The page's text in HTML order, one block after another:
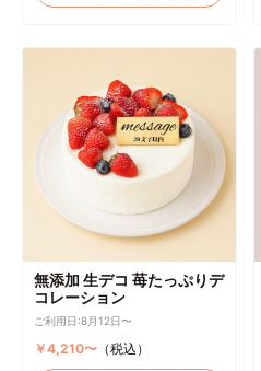
無添加 生デコ 苺たっぷりデ
コレーション
ご利用日:8月12日〜
￥4,210〜（税込）